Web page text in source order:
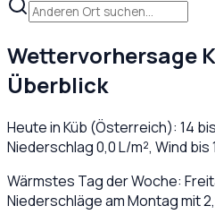
Wettervorhersage
Überblick
Heute inKüb (Österreich): 14 bis
Niederschlag0,0L/m², Wind bis
Wärmstes Tag der Woche:
Niederschläge am Montag mit